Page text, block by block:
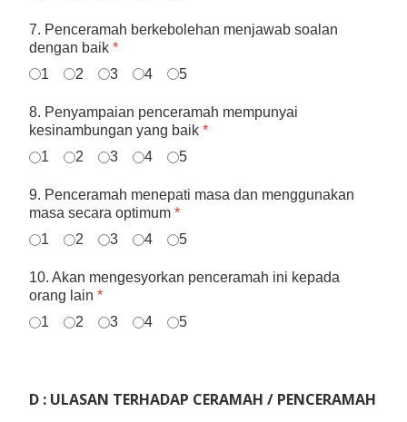
7. Penceramah berkebolehan menjawab soalan
dengan baik *
1
2 3 4 5
8. Penyampaian penceramah mempunyai
kesinambungan yang baik *
1
2 3 4 5
9. Penceramah menepati masa dan menggunakan
masa secara optimum *
1
2 3 4 5
10. Akan mengesyorkan penceramah ini kepada
orang lain *
1
2 3 4 5
D : ULASAN TERHADAP CERAMAH / PENCERAMAH